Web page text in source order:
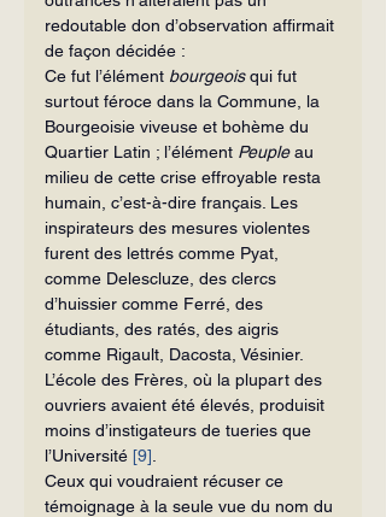
redoutable don d’observation affirmait
de façon décidée :
Ce fut l’élément bourgeois qui fut
surtout féroce dans la Commune, la
Bourgeoisie viveuse et bohème du
Quartier Latin ; l’élément Peuple au
milieu de cette crise effroyable resta
humain, c’est-à-dire français. Les
inspirateurs des mesures violentes
furent des lettrés comme Pyat,
comme Delescluze, des clercs
d’huissier comme Ferré, des
étudiants, des ratés, des aigris
comme Rigault, Dacosta, Vésinier.
L’école des Frères, où la plupart des
ouvriers avaient été élevés, produisit
moins d’instigateurs de tueries que
l’Université [9]
Ceux qui voudraient récuser ce
témoignage à la seule vue du nom du